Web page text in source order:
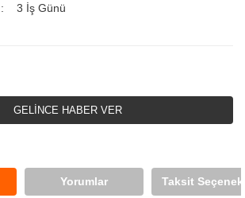
3 İş Günü
GELİNCE HABER VER
Yorumlar Taksit